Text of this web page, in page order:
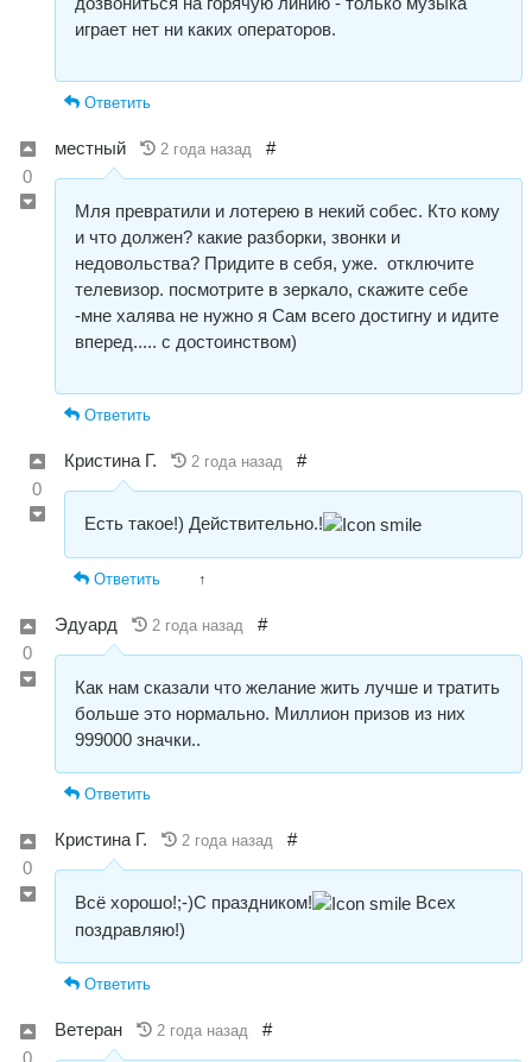
играет нет ни каких операторов.
Ответить
0
местный 2 года назад #
Мля превратили и лотерею в некий собес. Кто кому
и что должен? какие разборки, звонки и
недовольства? Придите в себя, уже. отключите
телевизор. посмотрите в зеркало, скажите себе
-мне халява не нужно я Сам всего достигну и идите
вперед..... с достоинством)
Ответить
0
Кристина Г. 2 года назад #
Есть такое!) Действительно.!
Ответить ↑
0
Эдуард 2 года назад #
Как нам сказали что желание жить лучше и тратить
больше это нормально. Миллион призов из них
999000 значки..
Ответить
0
Кристина Г. 2 года назад #
Всё хорошо!;-)С праздником!
Всех
поздравляю!)
Ответить
0
Ветеран 2 года назад #